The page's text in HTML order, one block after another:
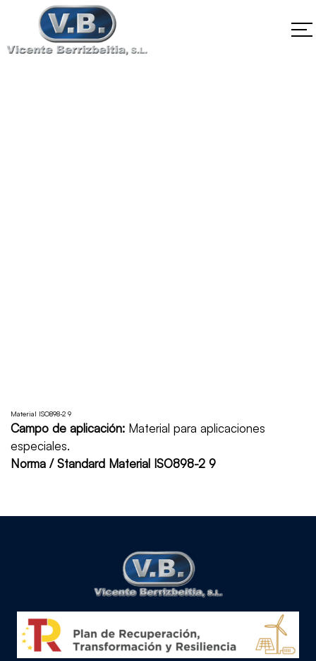
Material ISO898-2 9
Campo de aplicación: Material para aplicaciones
especiales.
Norma / Standard Material ISO898-2 9